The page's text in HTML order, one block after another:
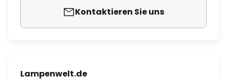
Kontaktieren Sie uns
Lampenwelt.de